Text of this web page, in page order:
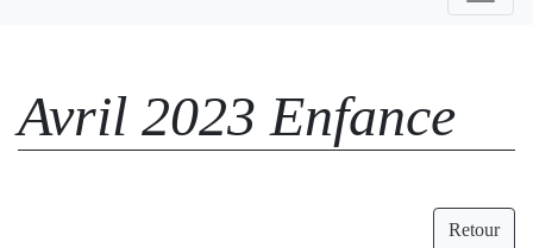
Avril 2023 Enfance
Retour